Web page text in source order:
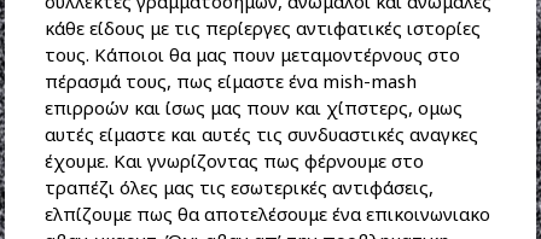
κάθε είδους με τις περίεργες αντιφατικές ιστορίες
τους. Κάποιοι θα μας πουν μεταμοντέρνους στο
πέρασμά τους, πως είμαστε ένα mish-mash
επιρροών και ίσως μας πουν και χίπστερς, ομως
αυτές είμαστε και αυτές τις συνδυαστικές αναγκες
έχουμε. Και γνωρίζοντας πως φέρνουμε στο
τραπέζι όλες μας τις εσωτερικές αντιφάσεις,
ελπίζουμε πως θα αποτελέσουμε ένα επικοινωνιακο